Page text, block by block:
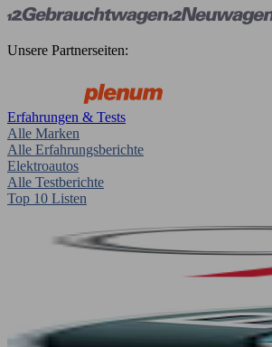
Unsere Partnerseiten:
Erfahrungen & Tests
Alle Marken
Alle Erfahrungsberichte
Elektroautos
Alle Testberichte
Top 10 Listen